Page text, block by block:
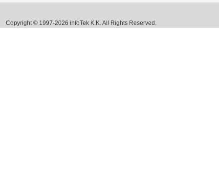
Copyright © 1997-2026 infoTek K.K. All Rights Reserved.